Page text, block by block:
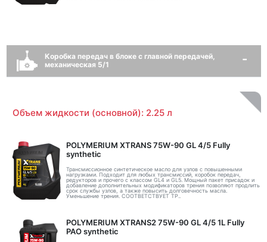
Коробка передач в блоке с главной передачей,
механическая 5/1
Объем жидкости (основной): 2.25 л
POLYMERIUM XTRANS 75W-90 GL 4/5 Fully
synthetic
Трансмиссионное синтетическое масло для узлов с повышенными
нагрузками. Подходит для любых трансмиссий, коробок передач,
редукторов и прочего с классом GL4 и GL5. Мощный пакет присадок и
добавление дополнительных модификаторов трения позволяют продлить
срок службы узлов, а также повысить долговечность масла.
Уменьшение трения. СООТВЕТСТВУЕТ ТР..
POLYMERIUM XTRANS2 75W-90 GL 4/5 1L Fully
PAO synthetic